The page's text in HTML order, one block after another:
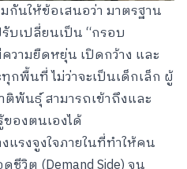
นให้ข้อเสนอว่า มาตรฐาน
บเปลี่ยนเป็น “กรอบ
ความยืดหยุ่น เปิดกว้าง และ
พื้นที่ ไม่ว่าจะเป็นเด็กเล็ก ผู้
ติพันธุ์ สามารถเข้าถึงและ
องตนเองได้
รงจูงใจภายในที่ทำให้คน